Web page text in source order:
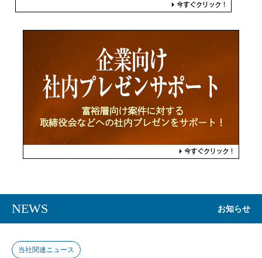
NEWS お知らせ
当社関連ニュース